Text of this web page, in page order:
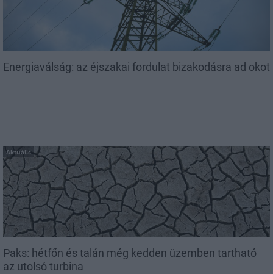
Energiaválság: az éjszakai fordulat bizakodásra ad okot
Aktuális
Paks: hétfőn és talán még kedden üzemben tartható
az utolsó turbina